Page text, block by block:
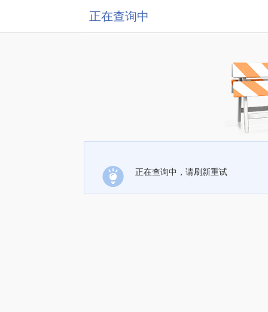
正在查询中
正在查询中，请刷新重试